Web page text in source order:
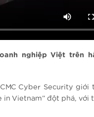
nghiệp Việt trên
Cyber Security giới
in Vietnam” đột phá, với